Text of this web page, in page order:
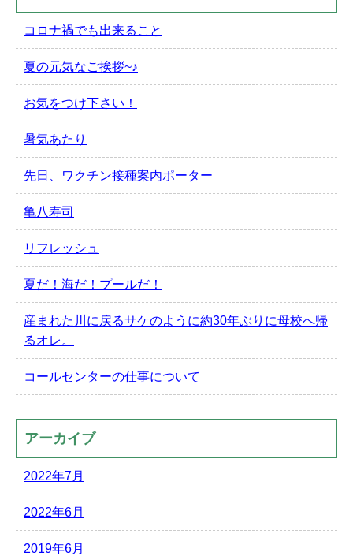
コロナ禍でも出来ること
夏の元気なご挨拶~♪
お気をつけ下さい！
暑気あたり
先日、ワクチン接種案内ポーター
亀八寿司
リフレッシュ
夏だ！海だ！プールだ！
産まれた川に戻るサケのように約30年ぶりに母校へ帰
るオレ。
コールセンターの仕事について
アーカイブ
2022年7月
2022年6月
2019年6月